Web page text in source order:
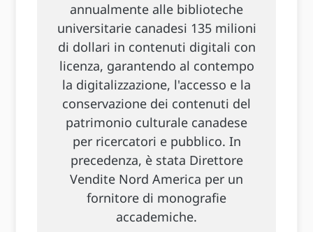
annualmente alle biblioteche
universitarie canadesi 135 milioni
di dollari in contenuti digitali con
licenza, garantendo al contempo
la digitalizzazione, l'accesso e la
conservazione dei contenuti del
patrimonio culturale canadese
per ricercatori e pubblico. In
precedenza, è stata Direttore
Vendite Nord America per un
fornitore di monografie
accademiche.